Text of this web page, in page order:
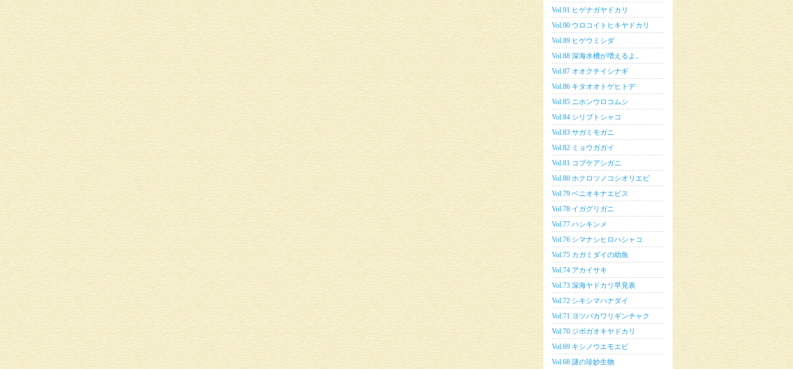
Vol.91 ヒゲナガヤドカリ
Vol.90 ウロコイトヒキヤドカリ
Vol.89 ヒゲウミシダ
Vol.88 深海水槽が増えるよ。
Vol.87 オオクチイシナギ
Vol.86 キタオオトゲヒトデ
Vol.85 ニホンウロコムシ
Vol.84 シリブトシャコ
Vol.83 サガミモガニ
Vol.82 ミョウガガイ
Vol.81 コブケアシガニ
Vol.80 ホクロツノコシオリエビ
Vol.79 ベニオキナエビス
Vol.78 イガグリガニ
Vol.77 ハシキンメ
Vol.76 シマナシヒロハシャコ
Vol.75 カガミダイの幼魚
Vol.74 アカイサキ
Vol.73 深海ヤドカリ早見表
Vol.72 シキシマハナダイ
Vol.71 ヨツバカワリギンチャク
Vol.70 ジボガオキヤドカリ
Vol.69 キシノウエモエビ
Vol.68 謎の珍妙生物